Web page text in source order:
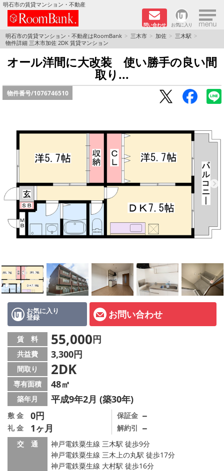
明石市の賃貸マンション・不動産
問い合わせ お気に入り ×
TOPページ
分譲マンションシリーズ
リノベーション物件
オートロック付き物件特集
路線·駅から探す
地図から探す
オーナー様へ
LINE公式アカウント
店舗情報·アクセス
会社概要
メールでお問い合わせ
明石市の賃貸マンション・不動産はRoomBank 三木市 加佐
三木駅
物件詳細 三木市加佐 2DK 賃貸マンション
オール洋間に大改装 使い勝手の良い間
取り...
物件番号/1076746510
お気に入り
登録 お問い合わせ
賃 料 55,000円
共益費 3,300円
間取り 2DK
専有面積 48㎡
築年月 平成9年2月 (築30年)
敷 金 0円
礼 金 1ヶ月
保証金 －
解約引 －
交 通
神戸電鉄粟生線 三木駅 徒歩9分
神戸電鉄粟生線 三木上の丸駅 徒歩17分
神戸電鉄粟生線 大村駅 徒歩16分